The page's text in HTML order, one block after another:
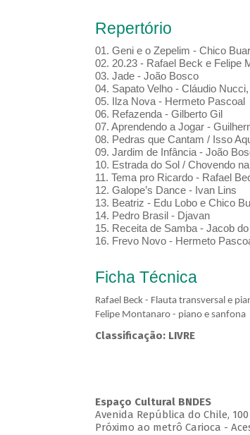
Repertório
01. Geni e o Zepelim - Chico
02. 20.23 - Rafael Beck e Felipe
03. Jade - João Bosco
04. Sapato Velho - Cláudio
05. Ilza Nova - Hermeto Pascoal
06. Refazenda - Gilberto Gil
07. Aprendendo a Jogar -
08. Pedras que Cantam / Isso
09. Jardim de Infância - João
10. Estrada do Sol / Chovendo
11. Tema pro Ricardo - Rafael
12. Galope’s Dance - Ivan Lins
13. Beatriz - Edu Lobo e Chico
14. Pedro Brasil - Djavan
15. Receita de Samba - Jacob
16. Frevo Novo - Hermeto
Ficha Técnica
Rafael Beck - Flauta transversal e
Felipe Montanaro - piano e sanfona
Classificação: LIVRE
Espaço Cultural BNDES
Avenida República do Chile,
Próximo ao metrô Carioca -